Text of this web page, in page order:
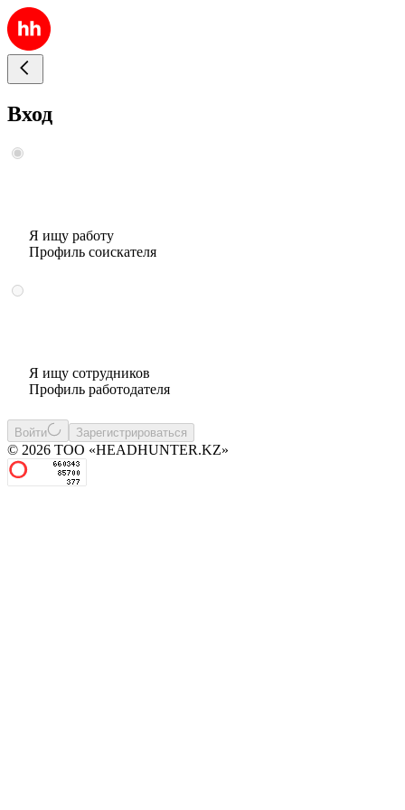
Вход
Я ищу работу
Профиль соискателя
Я ищу сотрудников
Профиль работодателя
Войти Зарегистрироваться
© 2026 ТОО «HEADHUNTER.KZ»